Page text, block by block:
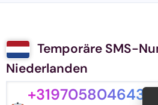
Temporäre SMS-
Niederlanden
+3197058046437